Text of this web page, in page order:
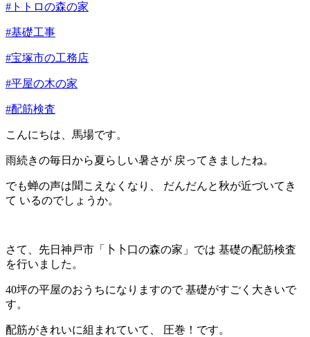
#トトロの森の家
#基礎工事
#宝塚市の工務店
#平屋の木の家
#配筋検査
こんにちは、馬場です。
雨続きの毎日から夏らしい暑さが 戻ってきましたね。
でも蝉の声は聞こえなくなり、 だんだんと秋が近づいてき
て いるのでしょうか。
さて、先日神戸市「卜卜口の森の家」では 基礎の配筋検査
を行いました。
40坪の平屋のおうちになりますので 基礎がすごく大きいで
す。
配筋がきれいに組まれていて、 圧巻！です。